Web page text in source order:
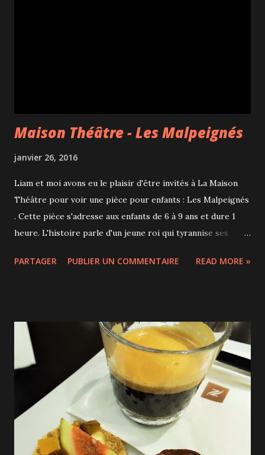
Maison Théâtre - Les Malpeignés
janvier 26, 2016
Liam et moi avons eu le plaisir d'être invités à La Maison
Théâtre pour voir une pièce pour enfants : Les Malpeignés
. Cette pièce s'adresse aux enfants de 6 à 9 ans et dure 1
heure. L'histoire parle d'un jeune roi qui tyrannise ses
farfelues. En fait, ce jeune tyran est très malade et il agit
enfants, est traité très subtilement. On s'attache
rapidement aux personnages qui apprennent petit à petit à
s'affirmer au sein de leur groupe d'amis et qui ont chacun
des rêves, un humour et une personnalité bien à eux. Même
si la forme plaît particulièrement aux enfants, le fond ravit
également les parents. L'auteure des Malpeignés est
Lauriane Derouin, la jeune lauréate de la 9ème édition du
concours Le th...
PARTAGER PUBLIER UN COMMENTAIRE READ MORE »